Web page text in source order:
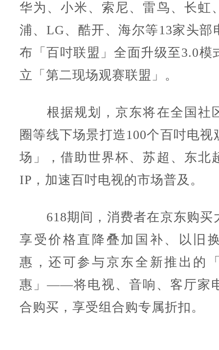
华为、小米、索尼、雷鸟、长虹
浦、LG、酷开、海尔等13家头部
布「百吋联盟」全面升级至3.0模
立「第二现场观赛联盟」。
根据规划，京东将在全国社
圈等线下场景打造100个百吋电视
场」，借助世界杯、苏超、东北
IP，加速百吋电视的市场普及。
618期间，消费者在京东购买
享受价格直降叠加国补、以旧
惠，还可参与京东全新推出的
惠」——将电视、音响、客厅家
合购买，享受组合购专属折扣。